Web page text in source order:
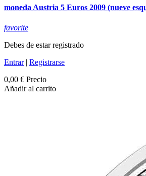
moneda Austria 5 Euros 2009 (nueve
favorite
Debes de estar registrado
Entrar| Registrarse
0,00 € Precio
Añadir al carrito